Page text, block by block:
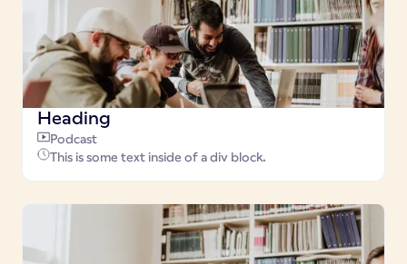
Heading
Podcast
This is some text inside of a div block.